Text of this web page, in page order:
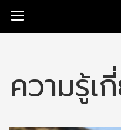
ความรู้